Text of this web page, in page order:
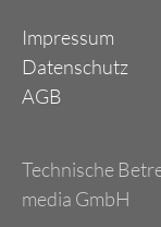
Impressum
Datenschutz
AGB
Technische
media GmbH